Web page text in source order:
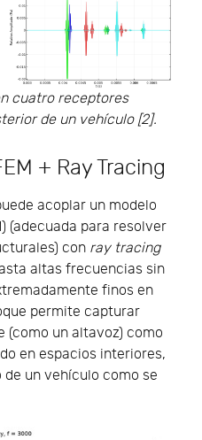
cuatro receptores
de un vehículo [2].
+ Ray Tracing
acoplar un modelo
(adecuada para resolver
con ray tracing
altas frecuencias sin
finos en
permite capturar
(como un altavoz) como
en espacios interiores,
un vehículo como se